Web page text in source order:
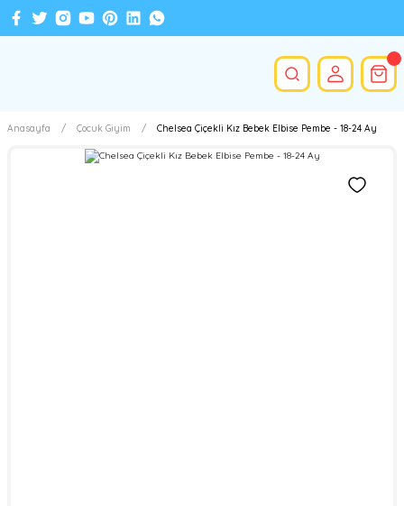
Anasayfa Çocuk Giyim Chelsea Çiçekli Kız Bebek Elbise Pembe - 18-24 Ay